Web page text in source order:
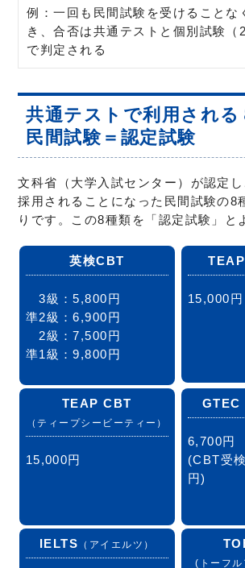
例：一回も民間試験を受けることな
き、合否は共通テストと個別試験（
で判定される
共通テストで利用される
民間試験＝認定試験
文科省（大学入試センター）が認定
採用されることになった民間試験の8
りです。この8種類を「認定試験」と
英検CBT
3級：5,800円
準2級：6,900円
2級：7,500円
準1級：9,800円
TEAP
15,000円
TEAP CBT
（ティープシービーティー）
15,000円
GTEC
6,700円
(CBT受
円)
IELTS （アイエルツ）
(トーフル